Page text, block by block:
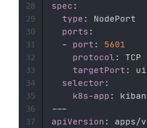
spec :
type :
NodePort
ports :
-
port :
5601
protocol :
TCP
targetPort :
ui
selector :
k8s-app :
---
apiVersion :
28
29
30
31
32
33
34
35
36
37